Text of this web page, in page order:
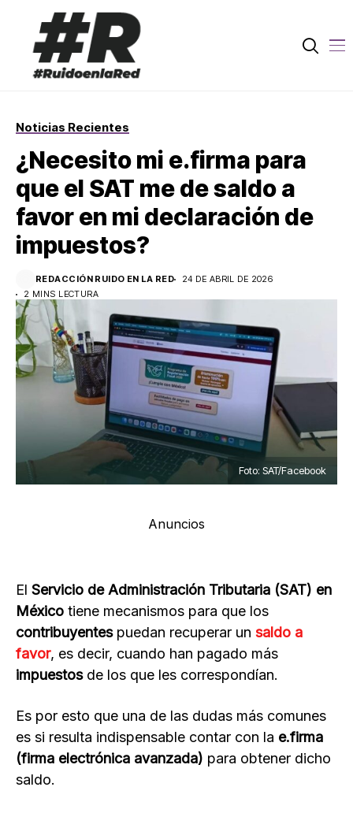
Noticias Recientes
¿Necesito mi e.firma para
que el SAT me de saldo a
favor en mi declaración de
impuestos?
REDACCIÓN RUIDO EN LA RED
24 DE ABRIL DE 2026
2 MINS LECTURA
Foto: SAT/Facebook
Anuncios
El Servicio de Administración Tributaria (SAT) en
México tiene mecanismos para que los
contribuyentes puedan recuperar un saldo a
favor, es decir, cuando han pagado más
impuestosde los que les correspondían.
Es por esto que una de las dudas más comunes
es si resulta indispensable contar con la e.firma
(firma electrónica avanzada) para obtener dicho
saldo.